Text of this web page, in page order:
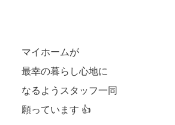
マイホームが
最幸の暮らし心地に
なるようスタッフ一同
願っています 👍